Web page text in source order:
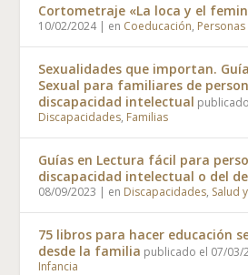
Cortometraje «La loca y el
10/02/2024| en Coeducación,
Sexualidades que importan.
Sexual para familiares de
discapacidad intelectual
Discapacidades, Familias
Guías en Lectura fácil para
discapacidad intelectual o del
08/09/2023 | en Discapacidades, Salud
75 libros para hacer educación
desde la familia publicado el 07/03/
Infancia